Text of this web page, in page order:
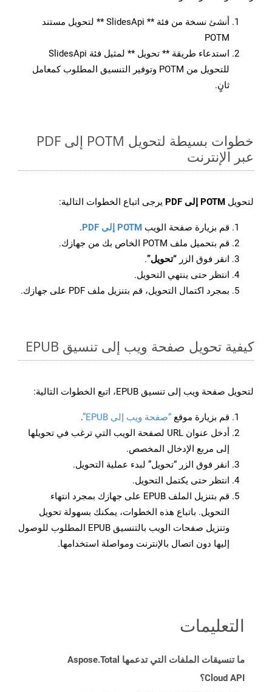
أنشئ نسخة من فئة ** SlidesApi ** لتحويل مستند
POTM
استدعاء طريقة ** تحويل ** لمثيل فئة SlidesApi
للتحويل من POTM وتوفير التنسيق المطلوب كمعامل
ثانٍ.
خطوات بسيطة لتحويل POTM إلى PDF
عبر الإنترنت
لتحويل POTM إلى PDF يرجى اتباع الخطوات التالية:
قم بزيارة صفحة الويب POTM إلى PDF
.
قم بتحميل ملف POTM الخاص بك من جهازك.
انقر فوق الزر “تحويل”.
انتظر حتى ينتهي التحويل.
بمجرد اكتمال التحويل، قم بتنزيل ملف PDF على جهازك.
كيفية تحويل صفحة ويب إلى تنسيق EPUB
لتحويل صفحة ويب إلى تنسيق EPUB، اتبع الخطوات التالية:
قم بزيارة موقع “صفحة ويب إلى EPUB”
.
أدخل عنوان URL لصفحة الويب التي ترغب في تحويلها
إلى مربع الإدخال المخصص.
انقر فوق الزر “تحويل” لبدء عملية التحويل.
انتظر حتى يكتمل التحويل.
قم بتنزيل الملف EPUB على جهازك بمجرد انتهاء
التحويل. باتباع هذه الخطوات، يمكنك بسهولة تحويل
وتنزيل صفحات الويب بالتنسيق EPUB المطلوب للوصول
إليها دون اتصال بالإنترنت ومواصلة استخدامها.
التعليمات
ما تنسيقات الملفات التي تدعمها Aspose.Total
Cloud API؟